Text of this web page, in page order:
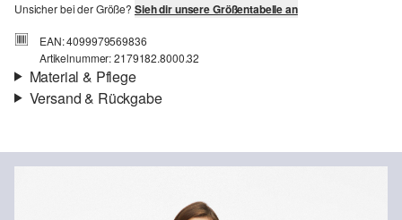
Unsicher bei der Größe? Sieh dir unsere Größentabelle an
EAN: 4099979569836
Artikelnummer: 2179182.8000.32
Material & Pflege
Versand & Rückgabe
Deine Bestellung wird innerhalb von 3–5 Werktagen per Post AT